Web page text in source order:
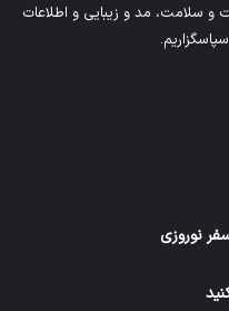
و سلامت، مد و زیبایی و اطلاعات
نوروزی